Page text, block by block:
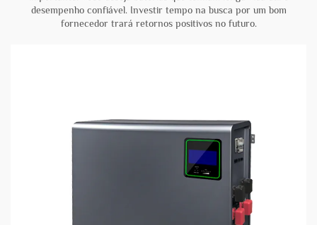
desempenho confiável. Investir tempo na busca por um bom
fornecedor trará retornos positivos no futuro.